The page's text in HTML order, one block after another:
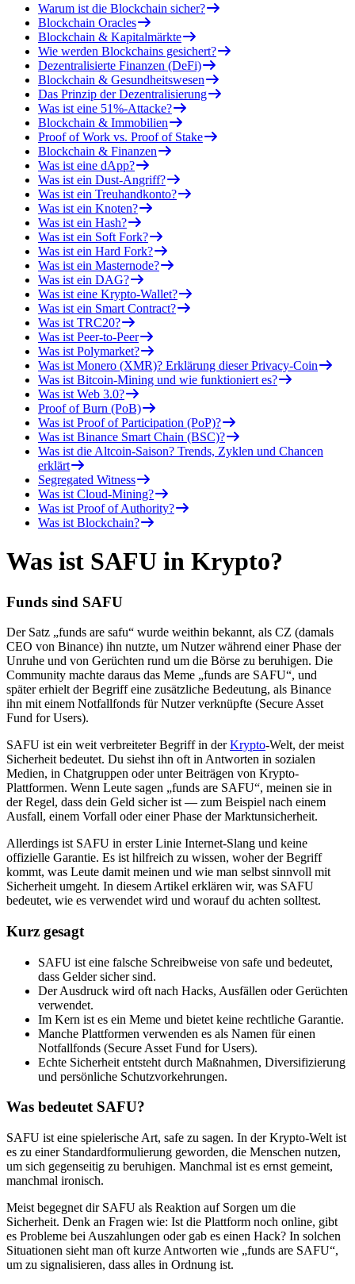
Warum ist die Blockchain sicher?
Blockchain Oracles
Blockchain & Kapitalmärkte
Wie werden Blockchains gesichert?
Dezentralisierte Finanzen (DeFi)
Blockchain & Gesundheitswesen
Das Prinzip der Dezentralisierung
Was ist eine 51%-Attacke?
Blockchain & Immobilien
Proof of Work vs. Proof of Stake
Blockchain & Finanzen
Was ist eine dApp?
Was ist ein Dust-Angriff?
Was ist ein Treuhandkonto?
Was ist ein Knoten?
Was ist ein Hash?
Was ist ein Soft Fork?
Was ist ein Hard Fork?
Was ist ein Masternode?
Was ist ein DAG?
Was ist eine Krypto-Wallet?
Was ist ein Smart Contract?
Was ist TRC20?
Was ist Peer-to-Peer
Was ist Polymarket?
Was ist Monero (XMR)? Erklärung dieser Privacy-Coin
Was ist Bitcoin-Mining und wie funktioniert es?
Was ist Web 3.0?
Proof of Burn (PoB)
Was ist Proof of Participation (PoP)?
Was ist Binance Smart Chain (BSC)?
Was ist die Altcoin-Saison? Trends, Zyklen und Chancen
erklärt
Segregated Witness
Was ist Cloud-Mining?
Was ist Proof of Authority?
Was ist Blockchain?
Was ist SAFU in Krypto?
Funds sind SAFU
Der Satz „funds are safu“ wurde weithin bekannt, als CZ (damals
CEO von Binance) ihn nutzte, um Nutzer während einer Phase der
Unruhe und von Gerüchten rund um die Börse zu beruhigen. Die
Community machte daraus das Meme „funds are SAFU“, und
später erhielt der Begriff eine zusätzliche Bedeutung, als Binance
ihn mit einem Notfallfonds für Nutzer verknüpfte (Secure Asset
Fund for Users).
SAFU ist ein weit verbreiteter Begriff in derKrypto-Welt, der meist
Sicherheit bedeutet. Du siehst ihn oft in Antworten in sozialen
Medien, in Chatgruppen oder unter Beiträgen von Krypto-
Plattformen. Wenn Leute sagen „funds are SAFU“, meinen sie in
der Regel, dass dein Geld sicher ist — zum Beispiel nach einem
Ausfall, einem Vorfall oder einer Phase der Marktunsicherheit.
Allerdings ist SAFU in erster Linie Internet-Slang und keine
offizielle Garantie. Es ist hilfreich zu wissen, woher der Begriff
kommt, was Leute damit meinen und wie man selbst sinnvoll mit
Sicherheit umgeht. In diesem Artikel erklären wir, was SAFU
bedeutet, wie es verwendet wird und worauf du achten solltest.
Kurz gesagt
SAFU ist eine falsche Schreibweise von safe und bedeutet,
dass Gelder sicher sind.
Der Ausdruck wird oft nach Hacks, Ausfällen oder Gerüchten
verwendet.
Im Kern ist es ein Meme und bietet keine rechtliche Garantie.
Manche Plattformen verwenden es als Namen für einen
Notfallfonds (Secure Asset Fund for Users).
Echte Sicherheit entsteht durch Maßnahmen, Diversifizierung
und persönliche Schutzvorkehrungen.
Was bedeutet SAFU?
SAFU ist eine spielerische Art, safe zu sagen. In der Krypto-Welt ist
es zu einer Standardformulierung geworden, die Menschen nutzen,
um sich gegenseitig zu beruhigen. Manchmal ist es ernst gemeint,
manchmal ironisch.
Meist begegnet dir SAFU als Reaktion auf Sorgen um die
Sicherheit. Denk an Fragen wie: Ist die Plattform noch online, gibt
es Probleme bei Auszahlungen oder gab es einen Hack? In solchen
Situationen sieht man oft kurze Antworten wie „funds are SAFU“,
um zu signalisieren, dass alles in Ordnung ist.